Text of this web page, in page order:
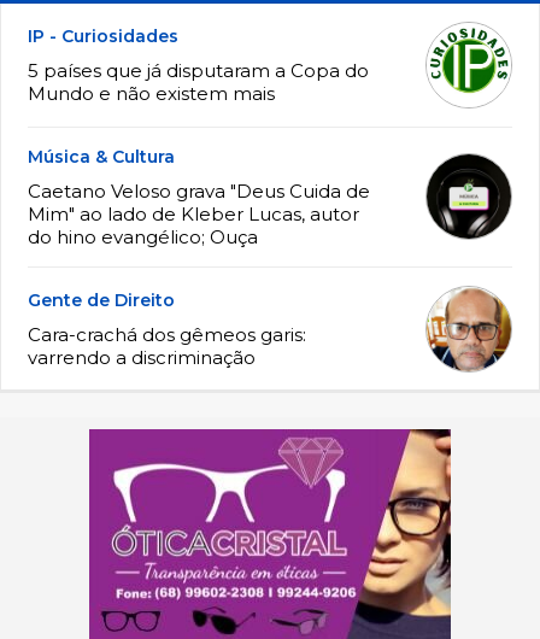
IP - Curiosidades
5 países que já disputaram a Copa do
Mundo e não existem mais
Música & Cultura
Caetano Veloso grava "Deus Cuida de
Mim" ao lado de Kleber Lucas, autor
do hino evangélico; Ouça
Gente de Direito
Cara-crachá dos gêmeos garis:
varrendo a discriminação